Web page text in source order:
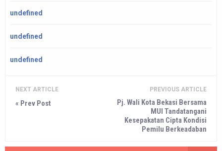
undefined
undefined
undefined
NEXT ARTICLE
« Prev Post
PREVIOUS ARTICLE
Pj. Wali Kota Bekasi Bersama
MUI Tandatangani
Kesepakatan Cipta Kondisi
Pemilu Berkeadaban